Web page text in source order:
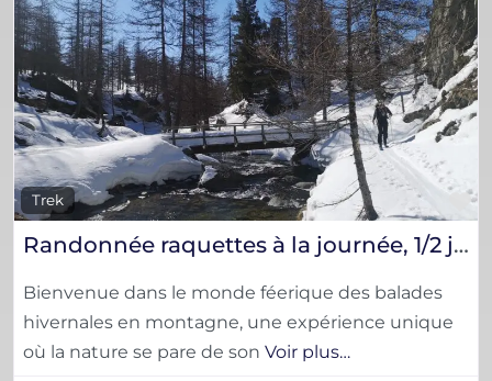
Trek
Randonnée raquettes à la journée, 1/2 journée ou sur plusieurs jours
Bienvenue dans le monde féerique des balades
hivernales en montagne, une expérience unique
où la nature se pare de son Voir plus…